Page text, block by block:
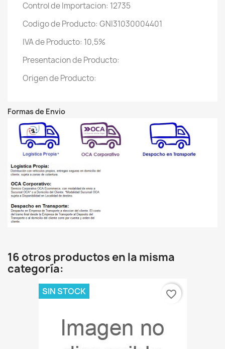
Control de Importacion: 12735
Codigo de Producto: GNI31030004401
IVA de Producto: 10,5%
Presentacion de Producto:
Origen de Producto:
Formas de Envio
16 otros productos en la misma
categoría:
SIN STOCK favorite_border